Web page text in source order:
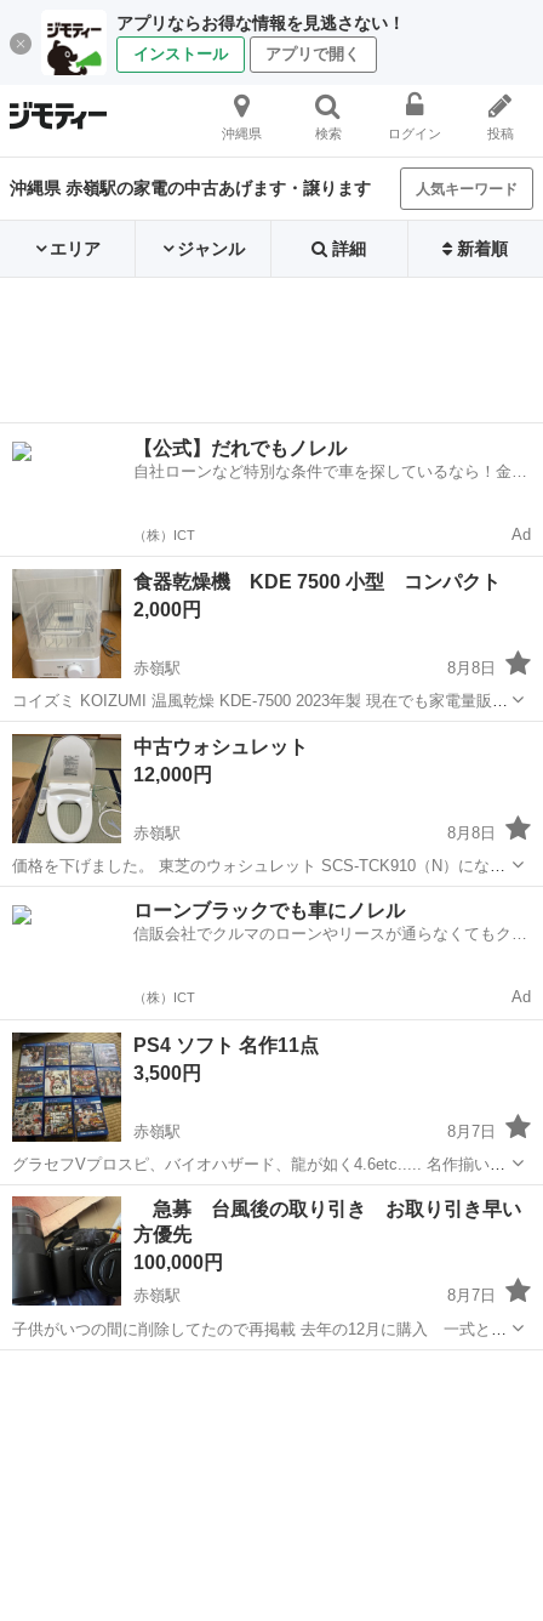
アプリならお得な情報を見逃さない！
インストール アプリで開く
沖縄県 検索 ログイン 投稿
沖縄県 赤嶺駅の家電の中古あげます・譲ります 人気キーワード
エリア ジャンル 詳細 新着順
【公式】だれでもノレル
自社ローンなど特別な条件で車を探しているなら！金利
（株）ICT Ad
食器乾燥機 KDE 7500 小型 コンパクト
2,000円
赤嶺駅
8月8日
コイズミ KOIZUMI 温風乾燥 KDE-7500 2023年製 現在でも家電量販店
で販売中の商品です。 コンパクトサイズで水切りカゴの代わり置くこ
とができます。 排水ホース、説明書もあります。 コイズミの商品ペー
ジ...
沖縄 那覇市 赤嶺駅 キッチン家電
中古ウォシュレット
12,000円
赤嶺駅
8月8日
価格を下げました。 東芝のウォシュレット SCS-TCK910（N）になり
ます。 2024年製です。 引越しのため不要となりましたので。 使用は
約一年ですが、状態は綺麗です。 よろしければお願いします。 初心者
の私でもすぐに...
赤嶺駅 生活家電
ローンブラックでも車にノレル
信販会社でクルマのローンやリースが通らなくてもクル
（株）ICT Ad
PS4 ソフト 名作11点
3,500円
赤嶺駅
8月7日
グラセフVプロスピ、バイオハザード、龍が如く4.6etc..... 名作揃いに
なっています。 PS4購入時におまけでついてきたのですが使用する機
会がないため出品いたします。 バラ売り可 ご相談ください。
沖縄 豊見城市 赤嶺駅 その他 PS4
急募 台風後の取り引き お取り引き早い
方優先
100,000円
赤嶺駅
8月7日
子供がいつの間に削除してたので再掲載 去年の12月に購入 一式とカ
バン付き 充電器はありません ご自身でご準備お願いします すぐお使